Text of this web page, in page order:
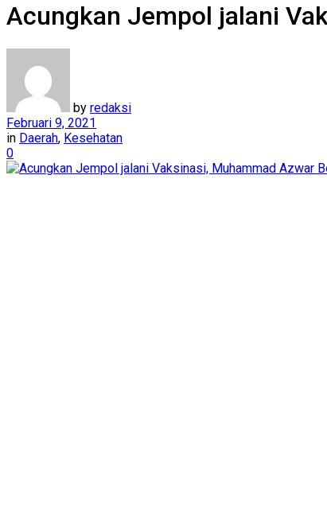
Acungkan Jempol jalani
by redaksi
Februari 9, 2021
in Daerah, Kesehatan
0